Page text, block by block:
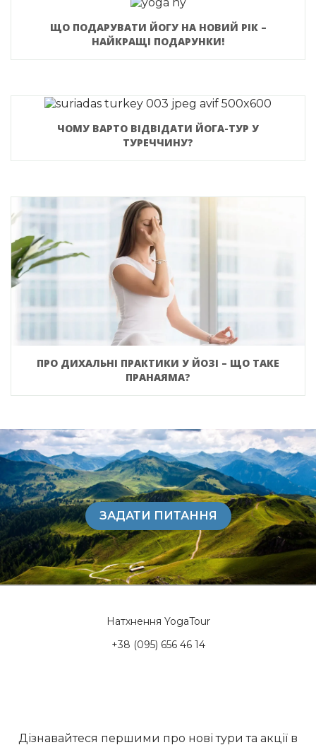
ЩО ПОДАРУВАТИ ЙОГУ НА НОВИЙ РІК –
НАЙКРАЩІ ПОДАРУНКИ!
ЧОМУ ВАРТО ВІДВІДАТИ ЙОГА-ТУР У
ТУРЕЧЧИНУ?
ПРО ДИХАЛЬНІ ПРАКТИКИ У ЙОЗІ – ЩО ТАКЕ
ПРАНАЯМА?
ЗАДАТИ ПИТАННЯ
Натхнення YogaTour
+38 (095) 656 46 14
Дізнавайтеся першими про нові тури та акції в